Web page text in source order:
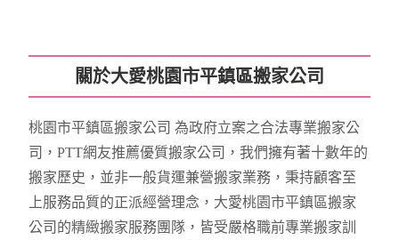
關於大愛桃園市平鎮區搬家公司
桃園市平鎮區搬家公司 為政府立案之合法專業搬家公
司，PTT網友推薦優質搬家公司，我們擁有著十數年的
搬家歷史，並非一般貨運兼營搬家業務，秉持顧客至
上服務品質的正派經營理念，大愛桃園市平鎮區搬家
公司的精緻搬家服務團隊，皆受嚴格職前專業搬家訓